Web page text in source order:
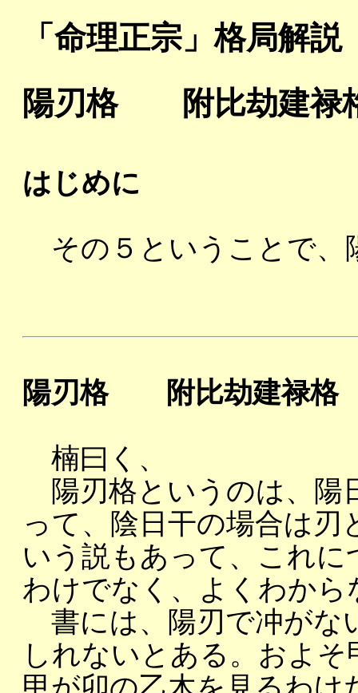
「命理正宗」格局解
陽刃格 附比劫建禄
はじめに
その５ということで、
陽刃格 附比劫建禄格
楠曰く、
陽刃格というのは、陽
って、陰日干の場合は
いう説もあって、これ
わけでなく、よくわから
書には、陽刃で冲がな
しれないとある。およ